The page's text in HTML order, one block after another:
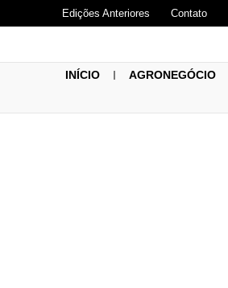
Edições Anteriores Contato
INÍCIO AGRONEGÓCIO